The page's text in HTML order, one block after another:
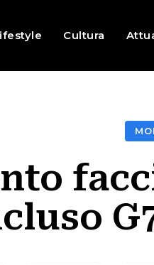
Cultura